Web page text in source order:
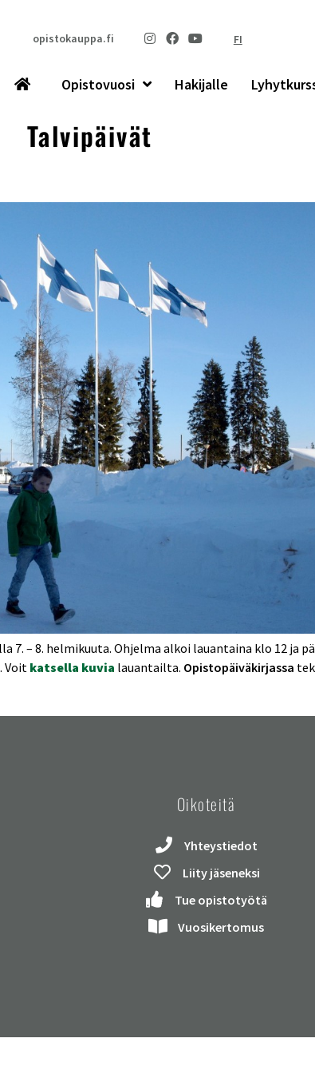
opistokauppa.fi FI
Opistovuosi Hakijalle
Talvipäivät
– 8. helmikuuta. Ohjelma alkoi lauantaina klo 12 ja
Voit katsella kuvia lauantailta. Opistopäiväkirjassa
Oikoteitä
Yhteystiedot
Liity jäseneksi
Tue opistotyötä
Vuosikertomus